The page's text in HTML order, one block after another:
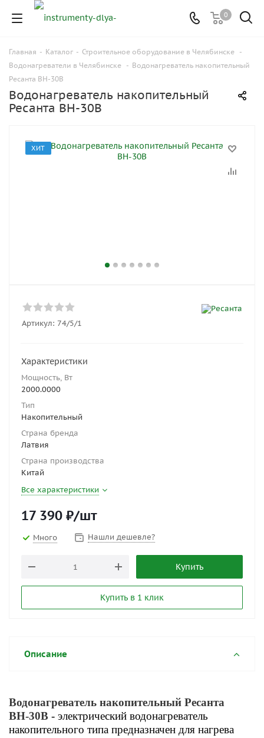
0
Главная - Каталог - Строительное оборудование в Челябинске -
Водонагреватели в Челябинске - Водонагреватель накопительный
Ресанта ВН-30В
Водонагреватель накопительный
Ресанта ВН-30В
ХИТ
Артикул: 74/5/1
Характеристики
Мощность, Вт
2000.0000
Тип
Накопительный
Страна бренда
Латвия
Страна производства
Китай
Все характеристики
17 390 ₽/шт
Много Нашли дешевле?
Купить
Купить в 1 клик
Описание
Водонагреватель накопительный Ресанта
ВН-30В - электрический водонагреватель
накопительного типа предназначен для нагрева